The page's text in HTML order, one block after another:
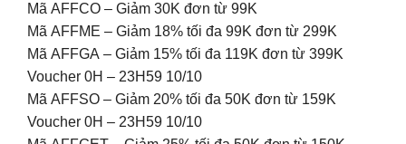
Mã AFFCO – Giảm 30K đơn từ 99K
Mã AFFME – Giảm 18% tối đa 99K đơn từ 299K
Mã AFFGA – Giảm 15% tối đa 119K đơn từ 399K
Voucher 0H – 23H59 10/10
Mã AFFSO – Giảm 20% tối đa 50K đơn từ 159K
Voucher 0H – 23H59 10/10